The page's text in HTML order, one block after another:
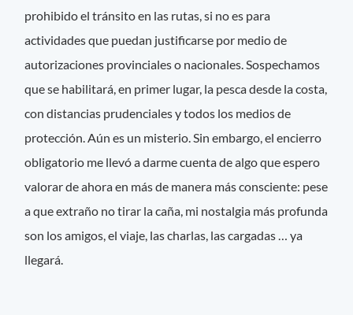
prohibido el tránsito en las rutas, si no es para
actividades que puedan justificarse por medio de
autorizaciones provinciales o nacionales. Sospechamos
que se habilitará, en primer lugar, la pesca desde la costa,
con distancias prudenciales y todos los medios de
protección. Aún es un misterio. Sin embargo, el encierro
obligatorio me llevó a darme cuenta de algo que espero
valorar de ahora en más de manera más consciente: pese
a que extraño no tirar la caña, mi nostalgia más profunda
son los amigos, el viaje, las charlas, las cargadas … ya
llegará.